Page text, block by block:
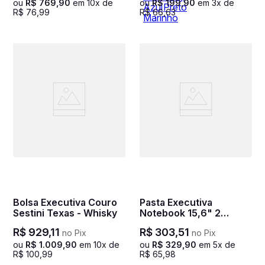
ou R$ 769 90 em 10x de
R$ 76 99
ouR$ 199,90 em 3x de
R$ 66,63
Bolsa Executiva Couro
Sestini Texas - Whisky
R$ 929,11 no Pix
ou R$ 1.009 90 em 10x de
R$ 100 99
Pasta Executiva
Notebook 15,6" 2
compartimentos Smart
Preto
R$ 303,51 no Pix
ou R$ 329 90 em 5x de
R$ 65 98